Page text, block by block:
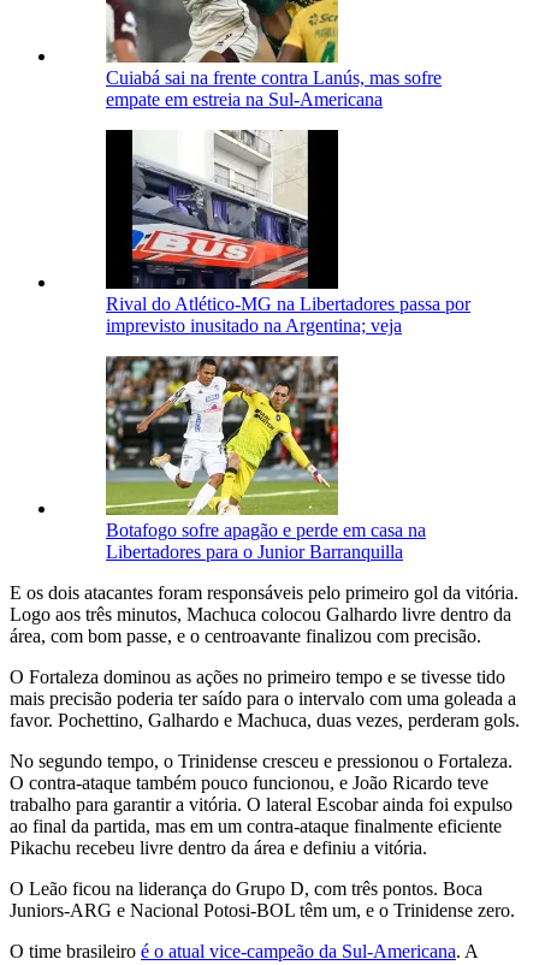
Cuiabá sai na frente contra Lanús, mas sofre
empate em estreia na Sul-Americana
Rival do Atlético-MG na Libertadores passa por
imprevisto inusitado na Argentina; veja
Botafogo sofre apagão e perde em casa na
Libertadores para o Junior Barranquilla
E os dois atacantes foram responsáveis pelo primeiro gol da vitória.
Logo aos três minutos, Machuca colocou Galhardo livre dentro da
área, com bom passe, e o centroavante finalizou com precisão.
O Fortaleza dominou as ações no primeiro tempo e se tivesse tido
mais precisão poderia ter saído para o intervalo com uma goleada a
favor. Pochettino, Galhardo e Machuca, duas vezes, perderam gols.
No segundo tempo, o Trinidense cresceu e pressionou o Fortaleza.
O contra-ataque também pouco funcionou, e João Ricardo teve
trabalho para garantir a vitória. O lateral Escobar ainda foi expulso
ao final da partida, mas em um contra-ataque finalmente eficiente
Pikachu recebeu livre dentro da área e definiu a vitória.
O Leão ficou na liderança do Grupo D, com três pontos. Boca
Juniors-ARG e Nacional Potosi-BOL têm um, e o Trinidense zero.
O time brasileiro é o atual vice-campeão da Sul-Americana. A